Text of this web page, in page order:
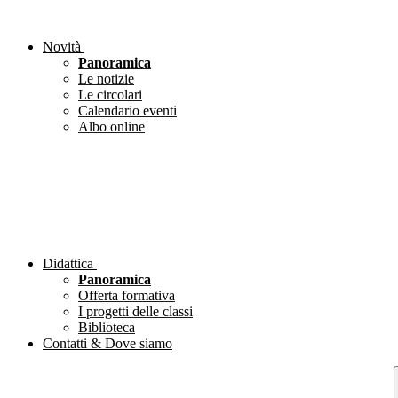
Novità
Panoramica
Le notizie
Le circolari
Calendario eventi
Albo online
Didattica
Panoramica
Offerta formativa
I progetti delle classi
Biblioteca
Contatti & Dove siamo